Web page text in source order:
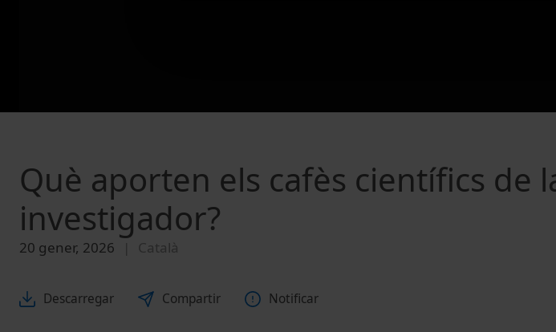
Què aporten els cafès científics de
investigador?
20 gener, 2026 Català
Descarregar Compartir Notificar